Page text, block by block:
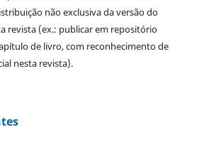
não exclusiva da versão do
revista (ex.: publicar em repositório
de livro, com reconhecimento de
nesta revista).